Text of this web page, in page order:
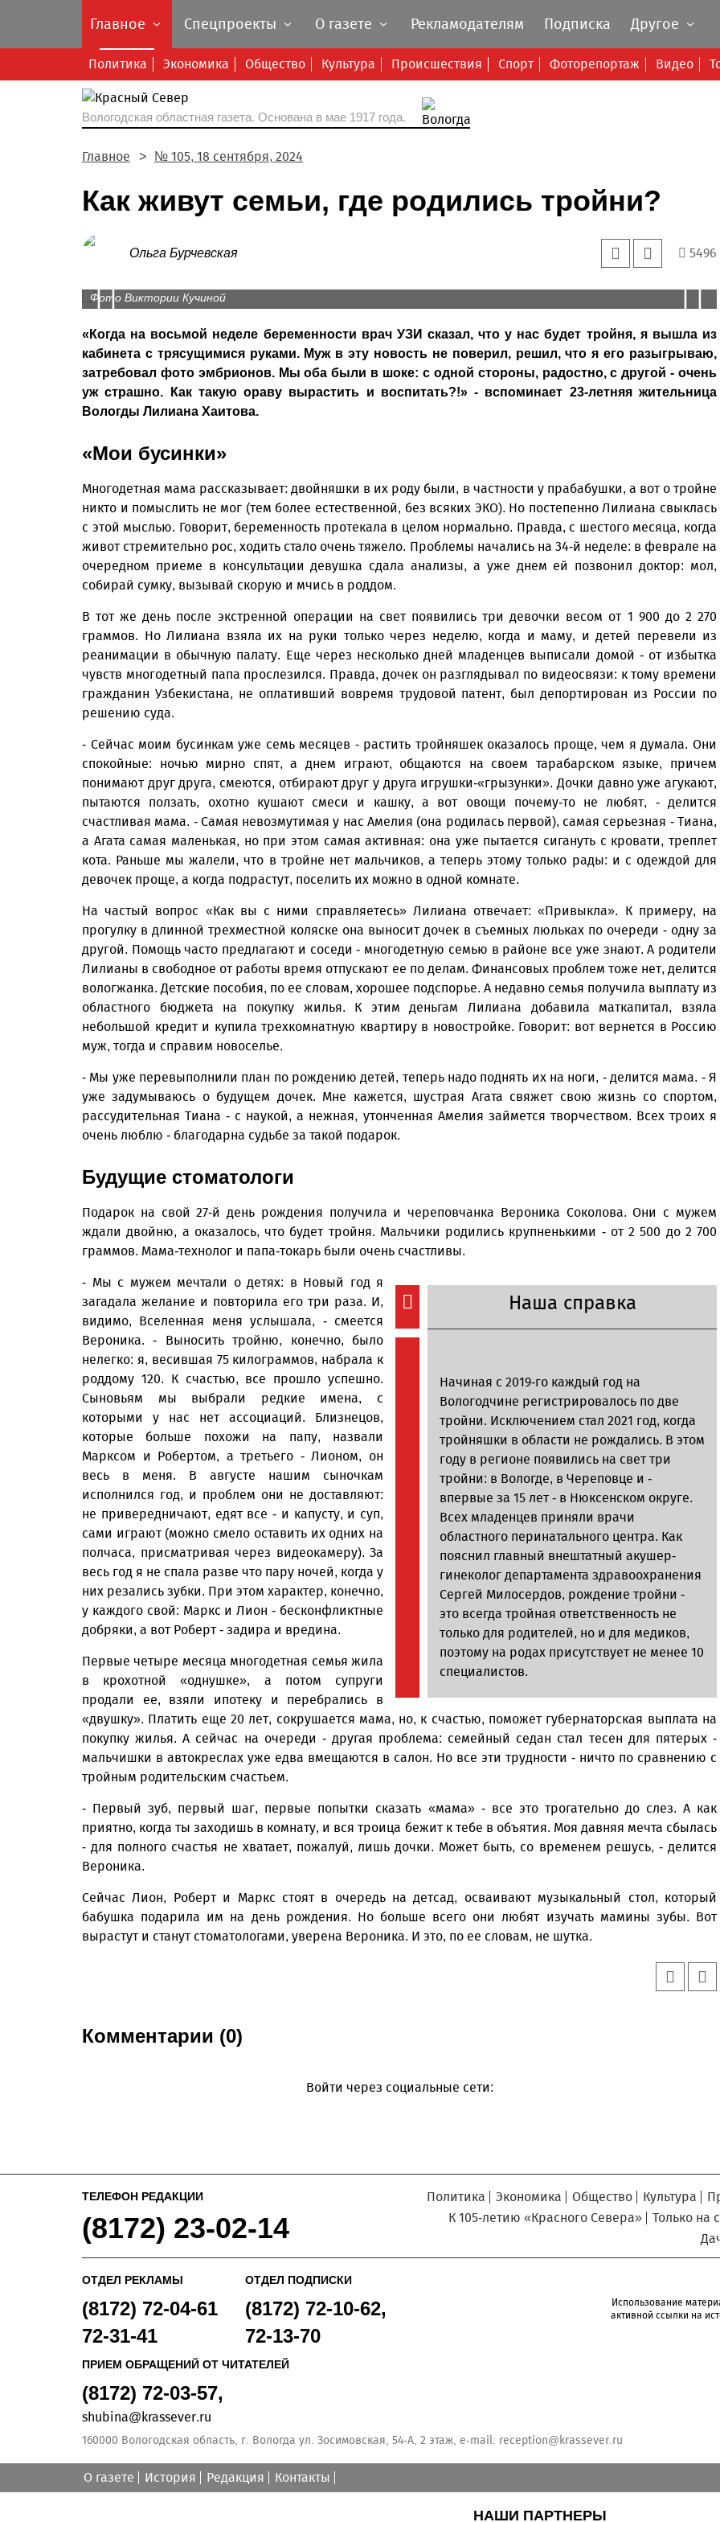
Главное
Политика Экономика Общество Культура Происшествия Спорт Фоторепортаж Видео
Спецпроекты О газете Рекламодателям Подписка Другое
Вологодская областная газета. Основана в мае 1917 года.
Главное № 105, 18 сентября, 2024
Как живут семьи, где родились тройни?
Ольга Бурчевская 5496
Prev
Вероника Соколова и ее муж Даниил уже не представляют своей жизни без Маркса, Роберта и
Фото Виктории Кучиной
паники.
Фото из архива Лилианы Хаитовой
«Когда на восьмой неделе беременности врач УЗИ сказал, что у нас будет тройня, я вышла из
кабинета с трясущимися руками. Муж в эту новость не поверил, решил, что я его разыгрываю,
затребовал фото эмбрионов. Мы оба были в шоке: с одной стороны, радостно, с другой - очень
уж страшно. Как такую ораву вырастить и воспитать?!» - вспоминает 23-летняя жительница
Вологды Лилиана Хаитова.
«Мои бусинки»
Многодетная мама рассказывает: двойняшки в их роду были, в частности у прабабушки, а вот о тройне
никто и помыслить не мог (тем более естественной, без всяких ЭКО). Но постепенно Лилиана свыклась
с этой мыслью. Говорит, беременность протекала в целом нормально. Правда, с шестого месяца, когда
живот стремительно рос, ходить стало очень тяжело. Проблемы начались на 34-й неделе: в феврале на
очередном приеме в консультации девушка сдала анализы, а уже днем ей позвонил доктор: мол,
собирай сумку, вызывай скорую и мчись в роддом.
В тот же день после экстренной операции на свет появились три девочки весом от 1 900 до 2 270
граммов. Но Лилиана взяла их на руки только через неделю, когда и маму, и детей перевели из
реанимации в обычную палату. Еще через несколько дней младенцев выписали домой - от избытка
чувств многодетный папа прослезился. Правда, дочек он разглядывал по видеосвязи: к тому времени
гражданин Узбекистана, не оплативший вовремя трудовой патент, был депортирован из России по
решению суда.
- Сейчас моим бусинкам уже семь месяцев - растить тройняшек оказалось проще, чем я думала. Они
спокойные: ночью мирно спят, а днем играют, общаются на своем тарабарском языке, причем
понимают друг друга, смеются, отбирают друг у друга игрушки-«грызунки». Дочки давно уже агукают,
пытаются ползать, охотно кушают смеси и кашку, а вот овощи почему-то не любят, - делится
счастливая мама. - Самая невозмутимая у нас Амелия (она родилась первой), самая серьезная - Тиана,
а Агата самая маленькая, но при этом самая активная: она уже пытается сигануть с кровати, треплет
кота. Раньше мы жалели, что в тройне нет мальчиков, а теперь этому только рады: и с одеждой для
девочек проще, а когда подрастут, поселить их можно в одной комнате.
На частый вопрос «Как вы с ними справляетесь» Лилиана отвечает: «Привыкла». К примеру, на
прогулку в длинной трехместной коляске она выносит дочек в съемных люльках по очереди - одну за
другой. Помощь часто предлагают и соседи - многодетную семью в районе все уже знают. А родители
Лилианы в свободное от работы время отпускают ее по делам. Финансовых проблем тоже нет, делится
вологжанка. Детские пособия, по ее словам, хорошее подспорье. А недавно семья получила выплату из
областного бюджета на покупку жилья. К этим деньгам Лилиана добавила маткапитал, взяла
небольшой кредит и купила трехкомнатную квартиру в новостройке. Говорит: вот вернется в Россию
муж, тогда и справим новоселье.
- Мы уже перевыполнили план по рождению детей, теперь надо поднять их на ноги, - делится мама. - Я
уже задумываюсь о будущем дочек. Мне кажется, шустрая Агата свяжет свою жизнь со спортом,
рассудительная Тиана - с наукой, а нежная, утонченная Амелия займется творчеством. Всех троих я
очень люблю - благодарна судьбе за такой подарок.
Будущие стоматологи
Подарок на свой 27-й день рождения получила и череповчанка Вероника Соколова. Они с мужем
ждали двойню, а оказалось, что будет тройня. Мальчики родились крупненькими - от 2 500 до 2 700
граммов. Мама-технолог и папа-токарь были очень счастливы.
Наша справка
Начиная с 2019-го каждый год на
Вологодчине регистрировалось по две
тройни. Исключением стал 2021 год, когда
тройняшки в области не рождались. В этом
году в регионе появились на свет три
тройни: в Вологде, в Череповце и -
впервые за 15 лет - в Нюксенском округе.
Всех младенцев приняли врачи
областного перинатального центра. Как
пояснил главный внештатный акушер-
гинеколог департамента здравоохранения
Сергей Милосердов, рождение тройни -
это всегда тройная ответственность не
только для родителей, но и для медиков,
поэтому на родах присутствует не менее 10
специалистов.
- Мы с мужем мечтали о детях: в Новый год я
загадала желание и повторила его три раза. И,
видимо, Вселенная меня услышала, - смеется
Вероника. - Выносить тройню, конечно, было
нелегко: я, весившая 75 килограммов, набрала к
роддому 120. К счастью, все прошло успешно.
Сыновьям мы выбрали редкие имена, с
которыми у нас нет ассоциаций. Близнецов,
которые больше похожи на папу, назвали
Марксом и Робертом, а третьего - Лионом, он
весь в меня. В августе нашим сыночкам
исполнился год, и проблем они не доставляют:
не привередничают, едят все - и капусту, и суп,
сами играют (можно смело оставить их одних на
полчаса, присматривая через видеокамеру). За
весь год я не спала разве что пару ночей, когда у
них резались зубки. При этом характер, конечно,
у каждого свой: Маркс и Лион - бесконфликтные
добряки, а вот Роберт - задира и вредина.
Первые четыре месяца многодетная семья жила
в крохотной «однушке», а потом супруги
продали ее, взяли ипотеку и перебрались в
«двушку». Платить еще 20 лет, сокрушается мама, но, к счастью, поможет губернаторская выплата на
покупку жилья. А сейчас на очереди - другая проблема: семейный седан стал тесен для пятерых -
мальчишки в автокреслах уже едва вмещаются в салон. Но все эти трудности - ничто по сравнению с
тройным родительским счастьем.
- Первый зуб, первый шаг, первые попытки сказать «мама» - все это трогательно до слез. А как
приятно, когда ты заходишь в комнату, и вся троица бежит к тебе в объятия. Моя давняя мечта сбылась
- для полного счастья не хватает, пожалуй, лишь дочки. Может быть, со временем решусь, - делится
Вероника.
Сейчас Лион, Роберт и Маркс стоят в очередь на детсад, осваивают музыкальный стол, который
бабушка подарила им на день рождения. Но больше всего они любят изучать мамины зубы. Вот
вырастут и станут стоматологами, уверена Вероника. И это, по ее словам, не шутка.
Комментарии (0)
Войти через социальные сети:
Кузьминская
главный
Уважаемые посетители сайта!
Мы рады приветствовать вас
Север», который, уверены,
придется вам по душе, и вы
обязательно добавите его в
ТЕЛЕФОН РЕДАКЦИИ
(8172) 23-02-14
Политика Экономика Общество Культура
К 105-летию «Красного Севера»
Только на
ОТДЕЛ РЕКЛАМЫ
(8172) 72-04-61
72-31-41
ОТДЕЛ ПОДПИСКИ
(8172) 72-10-62,
72-13-70
ПРИЕМ ОБРАЩЕНИЙ ОТ ЧИТАТЕЛЕЙ
(8172) 72-03-57,
shubina@krassever.ru
Использование
активной ссылки на
160000 Вологодская область, г. Вологда ул. Зосимовская, 54-А, 2 этаж, e-mail: reception@krassever.ru
О газете История Редакция Контакты
НАШИ ПАРТНЕРЫ